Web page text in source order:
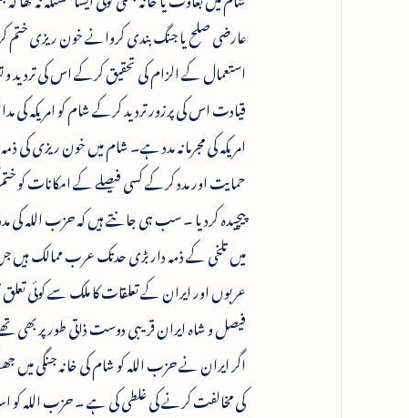
عارضی صلح یا جنگ بندی کروانے خون ریزی ختم
استعمال کے الزام کی تحقیق کرکے اس کی تردید و
قیادت اس کی پرزور تردید کرکے شام کو امریکہ کی
امریکہ کی مجرمانہ مدد ہے۔ شام میں خون ریزی
حمایت اور مدد کرکے کسی فیصلے کے امکانات کو
پیچیدہ کردیا ۔ سب ہی جانتے ہیں کہ حزب اللہ
میں تلخی کے ذمہ دار بڑی حدتک عرب ممالک ہیں
عربوں اور ایران کے تعلقات کا ملک سے کوئی
فیصل و شاہ ایران قریبی دوست ذاتی طور پر بھی
اگر ایران نے حزب اللہ کو شام کی خانہ جنگی
کی مخالفت کرنے کی غلطی کی ہے ۔ حزب اللہ کو